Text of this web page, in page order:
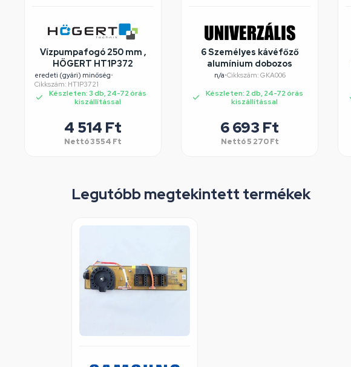
Vízpumpafogó 250 mm ,
HÖGERT HT1P372
eredeti (gyári) minőség•
Cikkszám: HT1P3721
Készleten: 3 db, 24-72 órás
kiszállítással
4 514 Ft
Nettó3 554 Ft
6 Személyes kávéfőző
alumínium dobozos
n/a•Cikkszám: GKA006
Készleten: 2 db, 24-72 órás
kiszállítással
6 693 Ft
Nettó 5 270 Ft
Legutóbb megtekintett termékek